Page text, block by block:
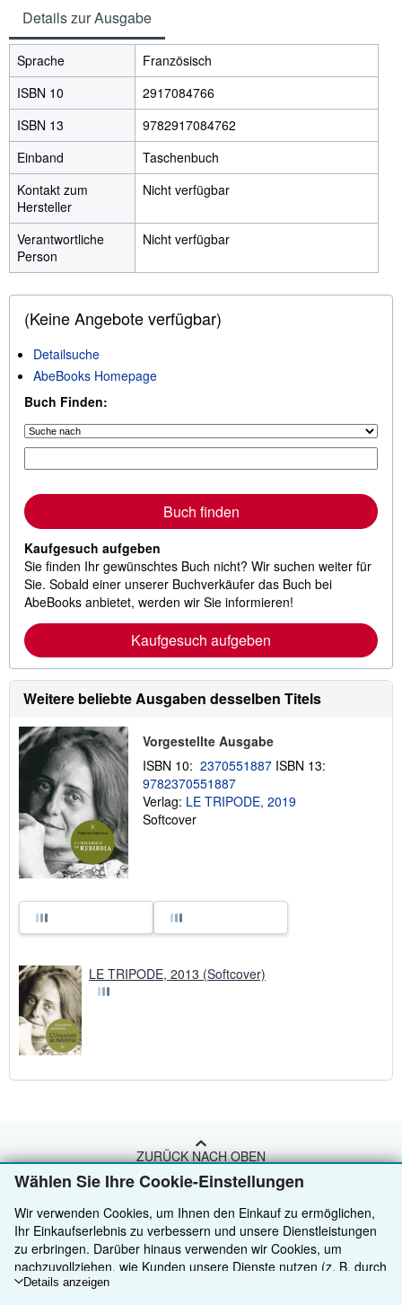
Wählen Sie Ihre Cookie-Einstellungen
Wir verwenden Cookies, um Ihnen den Einkauf zu ermöglichen,
Ihr Einkaufserlebnis zu verbessern und unsere Dienstleistungen
zu erbringen. Darüber hinaus verwenden wir Cookies, um
nachzuvollziehen, wie Kunden unsere Dienste nutzen (z. B. durch
die Erfassung von Website-Besuchen), sodass wir Optimierungen
Details anzeigen
Details zur Ausgabe
Sprache
Französisch
ISBN 10
2917084766
ISBN 13
9782917084762
Einband
Taschenbuch
Kontakt zum
Hersteller
Nicht verfügbar
Verantwortliche
Person
Nicht verfügbar
(Keine Angebote verfügbar)
Detailsuche
AbeBooks Homepage
Buch Finden:
Buch finden
Kaufgesuch aufgeben
Sie finden Ihr gewünschtes Buch nicht? Wir suchen weiter für
Sie. Sobald einer unserer Buchverkäufer das Buch bei
AbeBooks anbietet, werden wir Sie informieren!
Kaufgesuch aufgeben
Weitere beliebte Ausgaben desselben Titels
Vorgestellte Ausgabe
ISBN 10: 2370551887 ISBN 13:
9782370551887
Verlag: LE TRIPODE, 2019
Softcover
LE TRIPODE, 2013 (Softcover)
ZURÜCK NACH OBEN
Kaufen
Detailsuche
Sammlungen
Anbieten
Verkäufer werden
Über uns